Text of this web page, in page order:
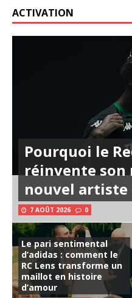
ACTIVATION
Pourquoi le
réinvente son
nouvel artiste
7 AOÛT 2026 0
Le pari sentimental
d’adidas : comment le
RC Lens transforme un
maillot en histoire
d’amour